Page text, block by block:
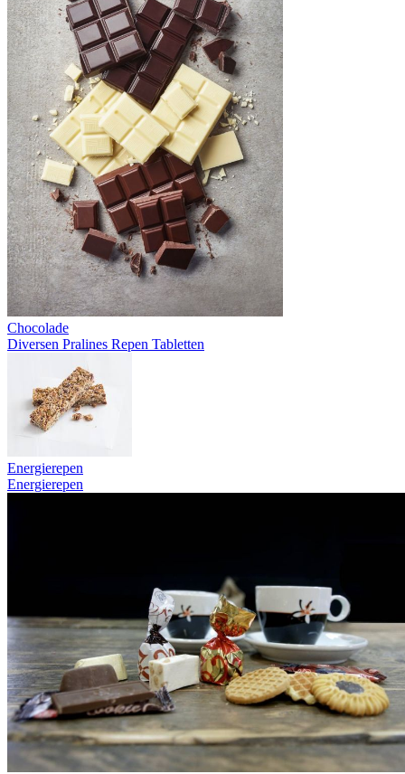
Chocolade
Diversen Pralines Repen Tabletten
Energierepen
Energierepen